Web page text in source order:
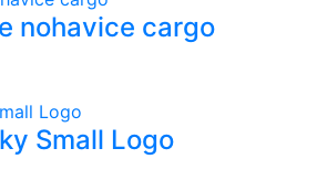
nohavice cargo
Small Logo